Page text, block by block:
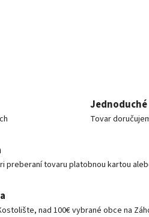
Tovar
preberaní tovaru platobnou kartou
nad 100€ vybrané obce na